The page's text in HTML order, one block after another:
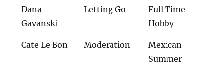
Dana
Gavanski
Letting Go
Full Time
Hobby
Cate Le Bon Moderation
Mexican
Summer